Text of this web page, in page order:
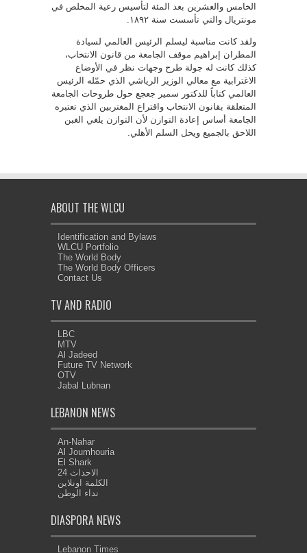
الخامس والعشرين بعد المئة لتأسيس رعية المخلص في
مونتريال والتي تأسست سنة ١٨٩٢.
ولقد كانت مناسبة ليسلم الرئيس العالمي لسيادة
المطران إبراهيم موقف الجامعة من قانون الانتخاب،
كذلك كانت له جولة طرح وجهات نظر في الأوضاع
الاغترابية مع معالي الوزير الرياشي الذي حمّله الرئيس
العالمي كتاباً للدكتور سمير جعجع حول طروحات الجامعة
المتعلقة بقانون الانتخاب واقتراع المغتربين الذي تعتبره
الجامعة أساس إعادة التوازن لأن التوازن يلغي الغبن
اللاحق بالجميع ويحل السلم الأهلي.
ABOUT THE WLCU
Identification and Bylaws
WLCU Portfolio
The World Body
The World Body Officers
Contact Us
TV AND RADIO
LBC
MTV
Al Jadeed
Future TV Network
OTV
Jabal Lubnan
LEBANON NEWS
An-Nahar
Al Joumhouria
El Shark
الاحداث 24
الكلمة اونلاين
نداء الوطن
DIASPORA NEWS
Lebanon Times